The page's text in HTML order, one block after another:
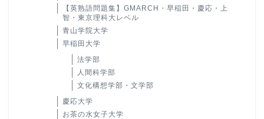
【英熟語問題集】GMARCH・早稲田・慶応・上
智・東京理科大レベル
青山学院大学
早稲田大学
法学部
人間科学部
文化構想学部・文学部
慶応大学
お茶の水女子大学